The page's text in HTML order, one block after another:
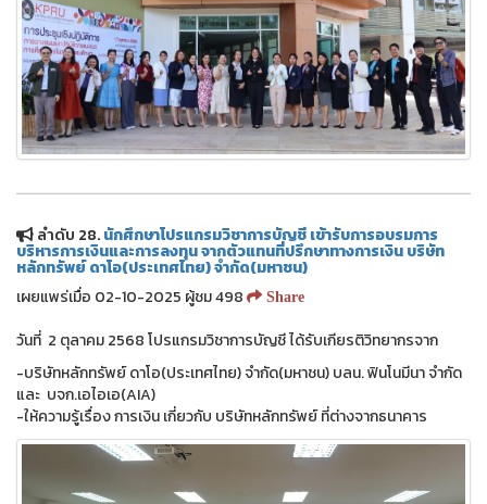
ลำดับ 28.นักศึกษาโปรแกรมวิชาการบัญชี เข้ารับการอบรมการ
บริหารการเงินและการลงทุน จากตัวแทนที่ปรึกษาทางการเงิน บริษัท
หลักทรัพย์ ดาโอ(ประเทศไทย) จำกัด(มหาชน)
เผยแพร่เมื่อ 02-10-2025 ผู้ชม 498
Share
วันที่ 2 ตุลาคม 2568 โปรแกรมวิชาการบัญชี ได้รับเกียรติวิทยากรจาก
-บริษัทหลักทรัพย์ ดาโอ(ประเทศไทย) จำกัด(มหาชน) บลน. ฟินโนมีนา จำกัด
และ บจก.เอไอเอ(AIA)
-ให้ความรู้เรื่อง การเงิน เกี่ยวกับ บริษัทหลักทรัพย์ ที่ต่างจากธนาคาร